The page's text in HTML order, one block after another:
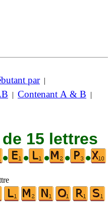
par|
| Contenant A & B |
15 lettres
• • • • •